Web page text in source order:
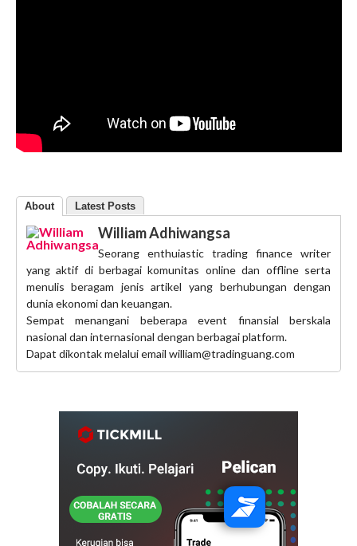
About Latest Posts
William Adhiwangsa
Seorang enthuiastic trading finance writer
yang aktif di berbagai komunitas online dan offline serta
menulis beragam jenis artikel yang berhubungan dengan
dunia ekonomi dan keuangan.
Sempat menangani beberapa event finansial berskala
nasional dan internasional dengan berbagai platform.
Dapat dikontak melalui email william@tradinguang.com